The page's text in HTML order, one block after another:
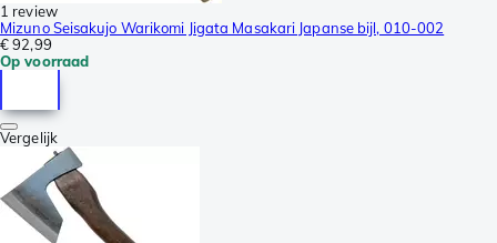
1 review
Mizuno Seisakujo Warikomi Jigata Masakari Japanse bijl, 010-002
€ 92,99
Op voorraad
Vergelijk